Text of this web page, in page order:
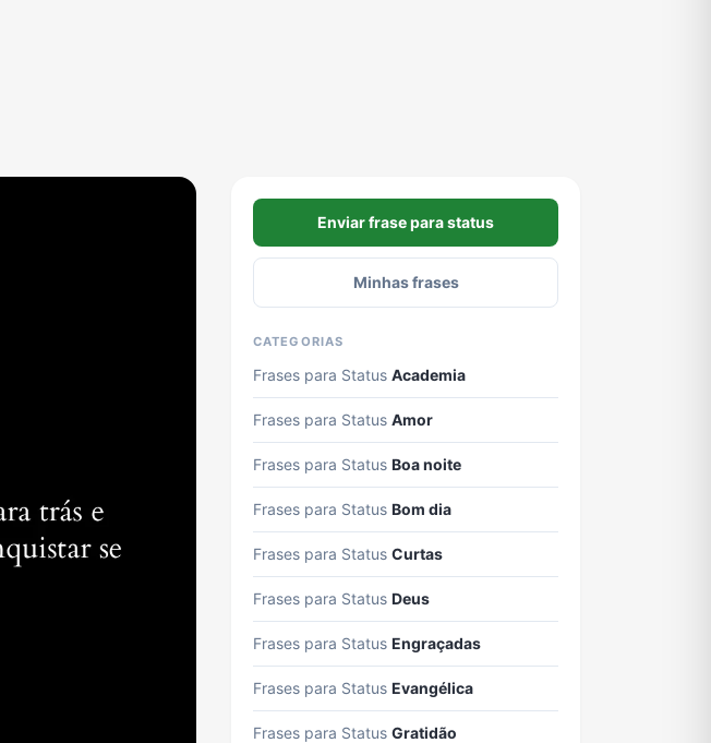
Enviar frase para status
Minhas frases
CATEGORIAS
Frases para Status Academia
Frases para Status Amor
Frases para Status Boa noite
Frases para Status Bom dia
Frases para Status Curtas
Frases para Status Deus
Frases para Status Engraçadas
Frases para Status Evangélica
Frases para Status Gratidão